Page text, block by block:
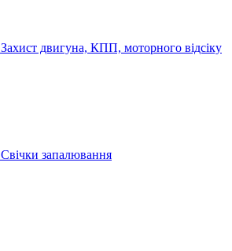
Захист двигуна, КПП, моторного відсіку
Свічки запалювання